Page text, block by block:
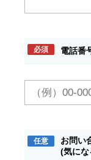
必須 電話番
任意
お問い
(気に